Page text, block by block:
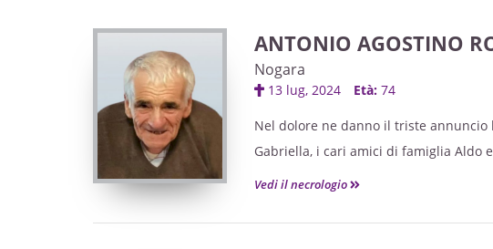
ANTONIO AGOSTINO
Nogara
13 lug, 2024 Età:74
Nel dolore ne danno il triste annuncio
Gabriella, i cari amici di famiglia Aldo
Recita del Santo Rosario mercoledì 17
partendo dalla casa funeraria Athesis
Vedi il necrologio